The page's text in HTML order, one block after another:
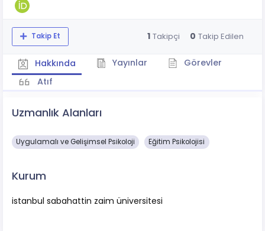
Takip Et 1 Takipçi 0 Takip Edilen
Hakkında Yayınlar
Görevler
Atıf
Uzmanlık Alanları
Uygulamalı ve Gelişimsel Psikoloji Eğitim Psikolojisi
Kurum
istanbul sabahattin zaim üniversitesi